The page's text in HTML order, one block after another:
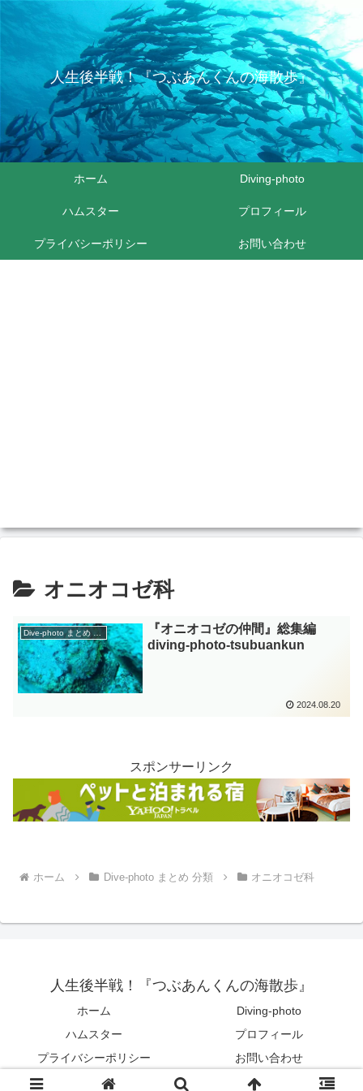
人生後半戦！『つぶあんくんの海散歩』
ホーム Diving-photo
ハムスター プロフィール
プライバシーポリシー お問い合わせ
オニオコゼ科
『オニオコゼの仲間』総集編
diving-photo‐tsubuankun
2024.08.20
スポンサーリンク
ホーム Dive-photo まとめ 分類 オニオコゼ科
人生後半戦！『つぶあんくんの海散歩』
ホーム
Diving-photo
ハムスター
プロフィール
プライバシーポリシー
お問い合わせ
© 2022 人生後半戦！『つぶあんくんの海散歩』.